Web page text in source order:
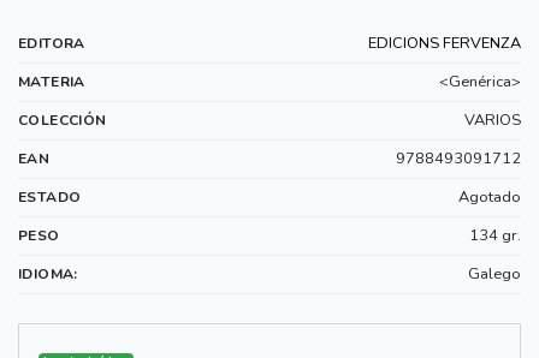
EDITORA EDICIONS FERVENZA
MATERIA <Genérica>
COLECCIÓN VARIOS
EAN 9788493091712
ESTADO Agotado
PESO 134 gr.
IDIOMA: Galego